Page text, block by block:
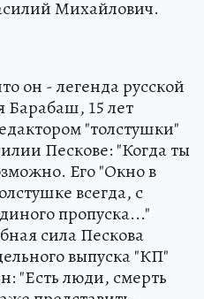
Михайлович.
он - легенда русской
Барабаш, 15 лет
"толстушки"
Пескове: "Когда ты
Его "Окно в
всегда, с
пропуска..."
сила Пескова
выпуска "КП"
"Есть люди, смерть